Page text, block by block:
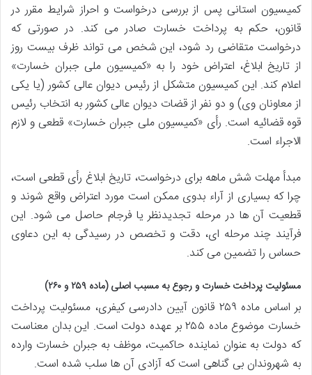
کمیسیون استانی پس از بررسی درخواست و احراز شرایط مقرر در
قانون، حکم به پرداخت خسارت صادر می کند. در صورتی که
درخواست متقاضی رد شود، این شخص می تواند ظرف بیست روز
از تاریخ ابلاغ، اعتراض خود را به «کمیسیون ملی جبران خسارت»
اعلام کند. این کمیسیون متشکل از رئیس دیوان عالی کشور (یا یکی
از معاونان وی) و دو نفر از قضات دیوان عالی کشور به انتخاب رئیس
قوه قضائیه است. رأی «کمیسیون ملی جبران خسارت» قطعی و لازم
الاجراء است.
مبدأ مهلت شش ماهه برای درخواست، تاریخ ابلاغ رأی قطعی است،
چرا که بسیاری از آراء بدوی ممکن است مورد اعتراض واقع شوند و
قطعیت آن ها در مرحله تجدیدنظر یا فرجام حاصل می شود. این
فرآیند چند مرحله ای، دقت و تخصص در رسیدگی به این دعاوی
حساس را تضمین می کند.
مسئولیت پرداخت خسارت و رجوع به مسبب اصلی (ماده ۲۵۹ و ۲۶۰)
بر اساس ماده ۲۵۹ قانون آیین دادرسی کیفری، مسئولیت پرداخت
خسارت موضوع ماده ۲۵۵ بر عهده دولت است. این بدان معناست
که دولت به عنوان نماینده حاکمیت، موظف به جبران خسارت وارده
به شهروندان بی گناهی است که آزادی آن ها سلب شده است.